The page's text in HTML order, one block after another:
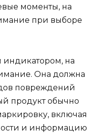
моменты, на
при выборе
индикатором, на
Она должна
повреждений
продукт обычно
включая
и информацию